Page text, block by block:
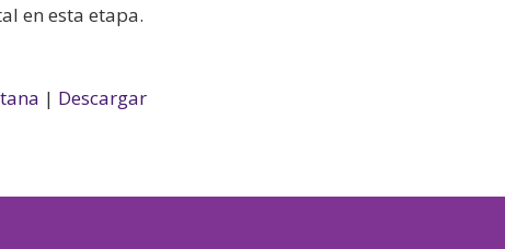
en esta etapa.
| Descargar